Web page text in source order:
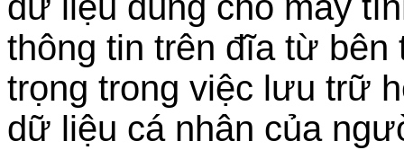
thông tin trên đĩa từ bên
trọng trong việc lưu trữ
dữ liệu cá nhân của